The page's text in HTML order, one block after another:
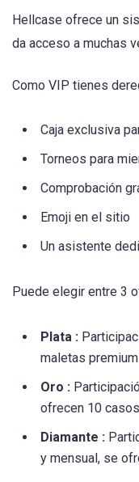
Hellcase ofrece un
da acceso a muchas
Como VIP tienes
Caja exclusiva
Torneos para
Comprobación
Emoji en el sitio
Un asistente
Puede elegir entre 3
Plata :
maletas
Oro :
ofrecen 10
Diamante :
y mensual, se